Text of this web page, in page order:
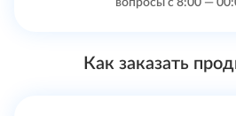
вопросы с 8:00 —
Как заказать